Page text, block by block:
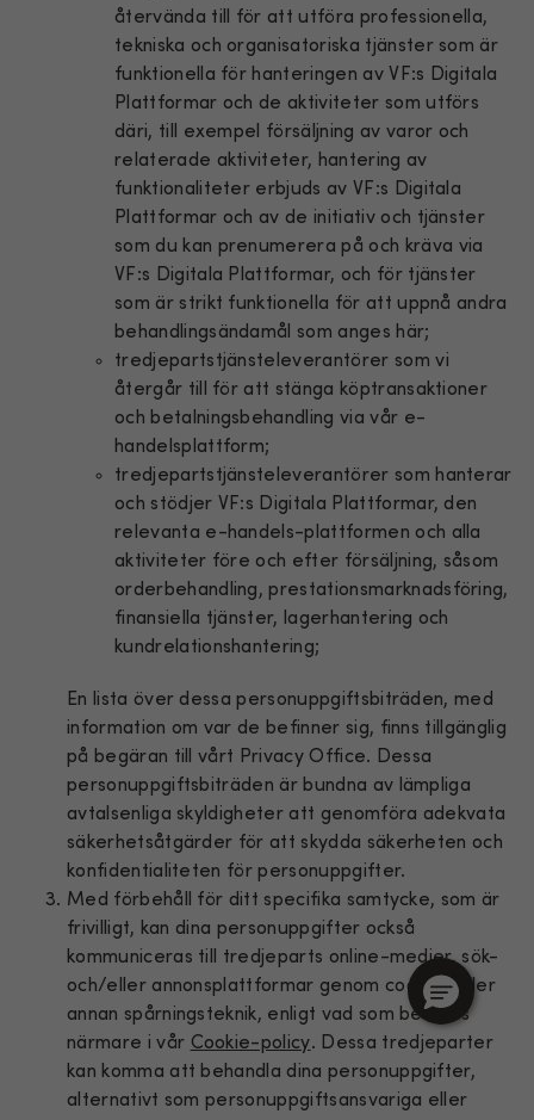
återvända till för att utföra professionella,
tekniska och organisatoriska tjänster som är
funktionella för hanteringen av VF:s Digitala
Plattformar och de aktiviteter som utförs
däri, till exempel försäljning av varor och
relaterade aktiviteter, hantering av
funktionaliteter erbjuds av VF:s Digitala
Plattformar och av de initiativ och tjänster
som du kan prenumerera på och kräva via
VF:s Digitala Plattformar, och för tjänster
som är strikt funktionella för att uppnå andra
behandlingsändamål som anges här;
tredjepartstjänsteleverantörer som vi
återgår till för att stänga köptransaktioner
och betalningsbehandling via vår e-
handelsplattform;
tredjepartstjänsteleverantörer som hanterar
och stödjer VF:s Digitala Plattformar, den
relevanta e-handels-plattformen och alla
aktiviteter före och efter försäljning, såsom
orderbehandling, prestationsmarknadsföring,
finansiella tjänster, lagerhantering och
kundrelationshantering;
En lista över dessa personuppgiftsbiträden, med
information om var de befinner sig, finns tillgänglig
på begäran till vårt Privacy Office. Dessa
personuppgiftsbiträden är bundna av lämpliga
avtalsenliga skyldigheter att genomföra adekvata
säkerhetsåtgärder för att skydda säkerheten och
konfidentialiteten för personuppgifter.
Med förbehåll för ditt specifika samtycke, som är
frivilligt, kan dina personuppgifter också
kommuniceras till tredjeparts online-medier, sök-
och/eller annonsplattformar genom cookies eller
annan spårningsteknik, enligt vad som beskrivs
närmare i vår Cookie-policy. Dessa tredjeparter
kan komma att behandla dina personuppgifter,
alternativt som personuppgiftsansvariga eller